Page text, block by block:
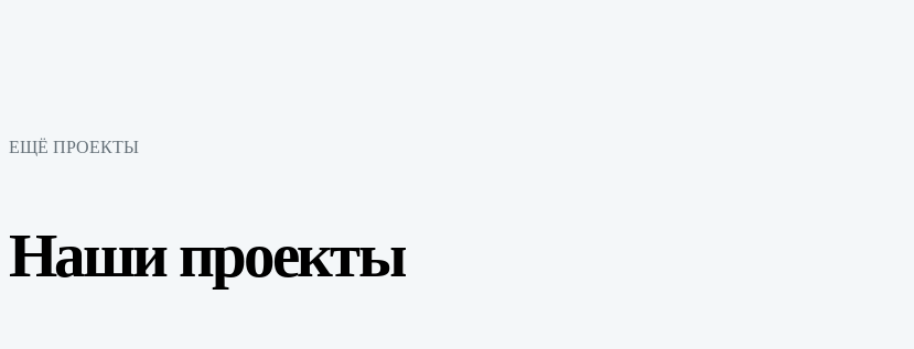
ЕЩЁ ПРОЕКТЫ
Наши проекты